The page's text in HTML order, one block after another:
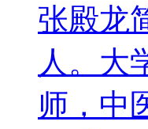
张殿龙
人。大
师，中